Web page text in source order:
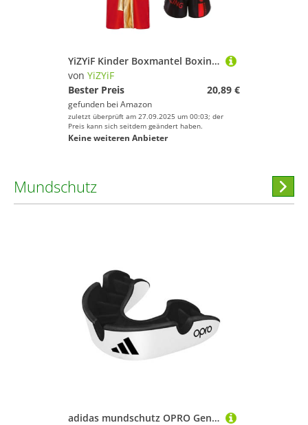
YiZYiF Kinder Boxmantel Boxing Shorts Shirt 3 Teiler Set Kinder Kickboxing Muay Thai Kleidung Kampfsport Boxing Trainingsoutfit Rot 122-128
von YiZYiF
Bester Preis
20,89 €
gefunden bei Amazon
zuletzt überprüft am 27.09.2025 um 00:03; der
Preis kann sich seitdem geändert haben.
Keine weiteren Anbieter
Mundschutz
adidas mundschutz OPRO Gen4 Silber Unisex Gummi weiß